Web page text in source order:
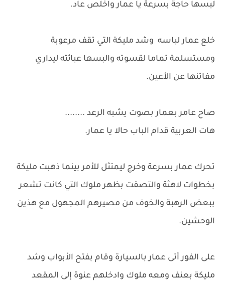
لبسها حاجة بسرعة يا عمار واخلص عاد.
خلع عمار لباسه وشد مليكة التي تقف مرعوبة
ومستسلمة تماما لقسوته والبسها عبائته ليداري
مفاتنها عن الأعين.
صاح عامر بعمار بصوت يشبه الرعد ........
هات العربية قدام الباب حالا يا عمار.
تحرك عمار بسرعة وخرج ليمتثل للأمر بينما ذهبت مليكة
بخطوات لاهثة والتصقت بظهر ملوك التي كانت تشعر
ببعض الرهبة والخوف من مصيرهم المجهول مع هذين
الوحشين.
على الفور أتى عمار بالسيارة وقام بفتح الأبواب وشد
مليكة بعنف ومعه ملوك وادخلهم عنوة إلى المقعد